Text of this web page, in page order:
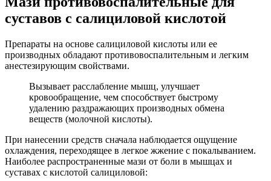
суставов с салициловой кислотой
Препараты на основе салициловой кислоты или ее
производных обладают противовоспалительным и легким
анестезирующим свойствами.
Вызывает расслабление мышц, улучшает
кровообращение, чем способствует быстрому
удалению раздражающих производных обмена
веществ (молочной кислоты).
При нанесении средств сначала наблюдается ощущение
охлаждения, переходящее в легкое жжение с покалыванием.
Наиболее распространенные мази от боли в мышцах и
суставах с кислотой салициловой: